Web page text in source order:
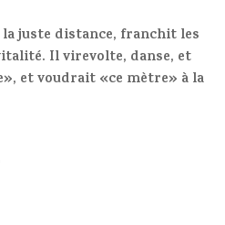
juste distance, franchit les
Il virevolte, danse, et
et voudrait «ce mètre» à la